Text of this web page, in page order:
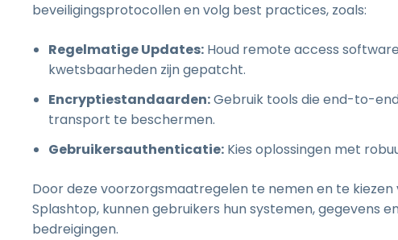
beveiligingsprotocollen en volg best practices, zoals:
Regelmatige Updates: Houd remote access
kwetsbaarheden zijn gepatcht.
Encryptiestandaarden:Gebruik tools die end-to-
transport te beschermen.
Gebruikersauthenticatie: Kies oplossingen met
Door deze voorzorgsmaatregelen te nemen en te
Splashtop, kunnen gebruikers hun systemen, gegevens
bedreigingen.